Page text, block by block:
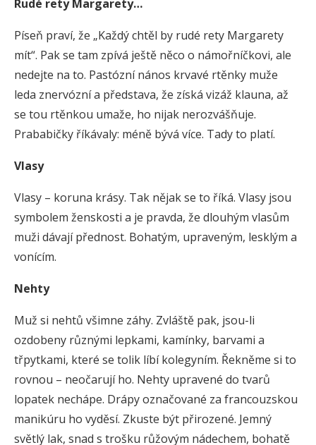
Rudé rety Margarety…
Píseň praví, že „Každý chtěl by rudé rety Margarety
mít“. Pak se tam zpívá ještě něco o námořníčkovi, ale
nedejte na to. Pastózní nános krvavé rtěnky muže
leda znervózní a představa, že získá vizáž klauna, až
se tou rtěnkou umaže, ho nijak nerozvášňuje.
Prababičky říkávaly: méně bývá více. Tady to platí.
Vlasy
Vlasy – koruna krásy. Tak nějak se to říká. Vlasy jsou
symbolem ženskosti a je pravda, že dlouhým vlasům
muži dávají přednost. Bohatým, upraveným, lesklým a
vonícím.
Nehty
Muž si nehtů všimne záhy. Zvláště pak, jsou-li
ozdobeny různými lepkami, kamínky, barvami a
třpytkami, které se tolik líbí kolegyním. Řekněme si to
rovnou – neočarují ho. Nehty upravené do tvarů
lopatek nechápe. Drápy označované za francouzskou
manikúru ho vyděsí. Zkuste být přirozené. Jemný
světlý lak, snad s trošku růžovým nádechem, bohatě